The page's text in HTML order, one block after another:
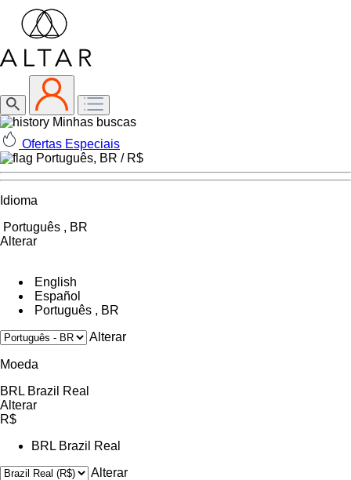
Minhas buscas
Ofertas Especiais
Português, BR / R$
Idioma
Português , BR
Alterar
English
Español
Português , BR
Alterar
Moeda
BRL Brazil Real
Alterar
R$
BRL Brazil Real
Alterar